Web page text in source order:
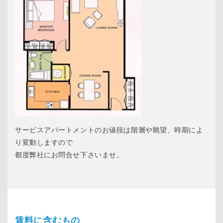
サービスアパートメントのお値段は階層や眺望、時期によ
り変動しますので
都度弊社にお問合せ下さいませ。
賃料に含むもの